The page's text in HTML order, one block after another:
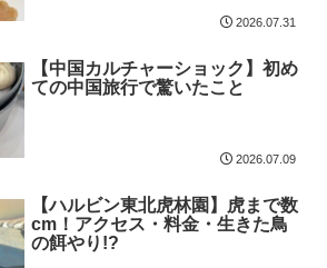
2026.07.31
【中国カルチャーショック】初め
ての中国旅行で驚いたこと
2026.07.09
【ハルビン東北虎林園】虎まで数
cm！アクセス・料金・生きた鳥
の餌やり!?